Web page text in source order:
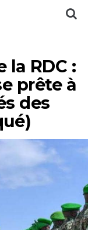
la RDC :
prête à
des